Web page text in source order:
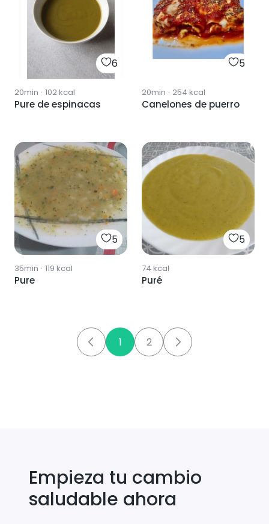
6
20min · 102kcal
Pure de espinacas
5
20min · 254 kcal
Canelones de puerro
5
35min · 119 kcal
Pure
5
74 kcal
Puré
1 2
Empieza tu cambio
saludable ahora